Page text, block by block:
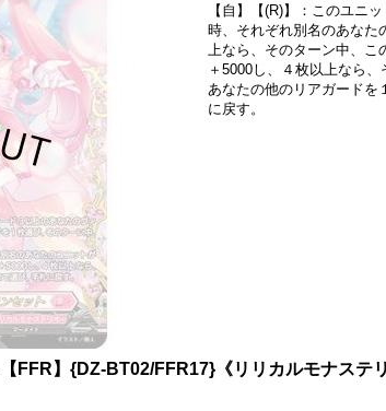
【自】【(R)】：このユニ
時、それぞれ別名のあなた
上なら、そのターン中、こ
＋5000し、４枚以上なら、
あなたの他のリアガードを
に戻す。
FFR】{DZ-BT02/FFR17}《リリカルモナステリ